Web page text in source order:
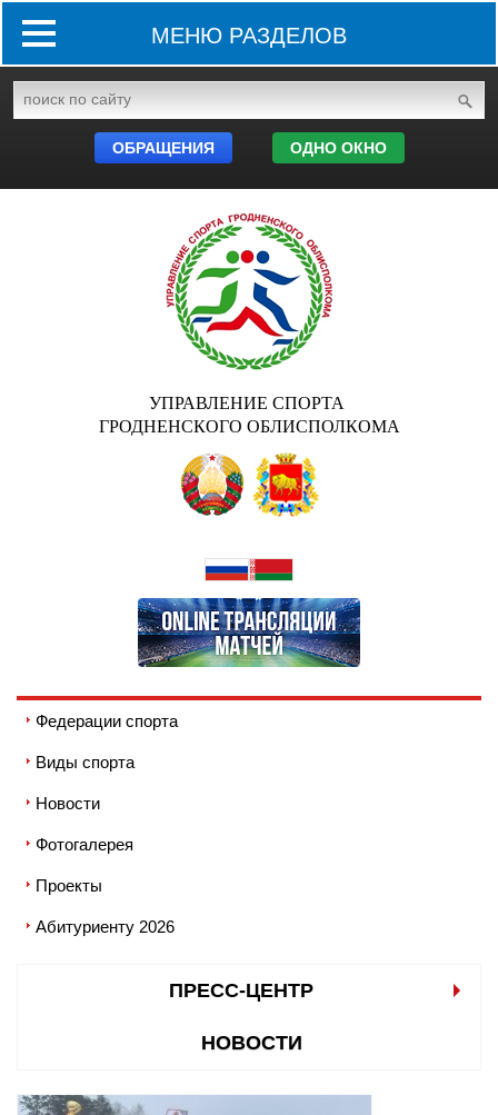
МЕНЮ РАЗДЕЛОВ
ОБРАЩЕНИЯ ОДНО ОКНО
УПРАВЛЕНИЕ СПОРТА
ГРОДНЕНСКОГО ОБЛИСПОЛКОМА
Федерации спорта
Виды спорта
Новости
Фотогалерея
Проекты
Абитуриенту 2026
ПРЕСС-ЦЕНТР
НОВОСТИ